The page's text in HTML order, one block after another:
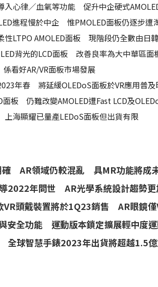
入心律／血氧等功能 促升中企硬式
進程慢於中企 惟PMOLED面板仍逐步遭
性LTPO AMOLED面板 現階段仍全數由日
背光的LCD面板 改善良率為大中華區面
看好AR/VR面板市場發展
年春 將延緩OLEDoS面板於VR應用普及
面板 仍難改變AMOLED遭Fast LCD及
海顯耀已量產LEDoS面板但出貨有限
確 AR領域仍較混亂 具MR功能將成
2022年問世 AR光學系統設計趨勢更
頭戴裝置將於1Q23銷售 AR眼鏡僅
安全功能 運動版本鎖定擴展輕中度
全球智慧手錶2023年出貨將超越1.5